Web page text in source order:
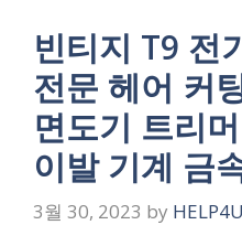
빈티지 T9 전
전문 헤어 커
면도기 트리
이발 기계 금
3월 30, 2023 by HELP4U